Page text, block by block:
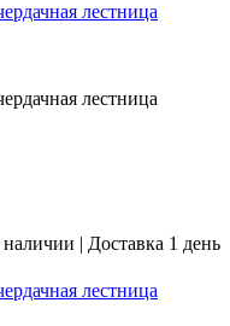
лестница
лестница
| Доставка 1 день
лестница